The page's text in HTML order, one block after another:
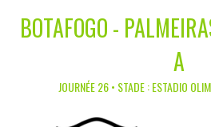
BOTAFOGO -
A
JOURNÉE 26 • STADE : ESTADIO